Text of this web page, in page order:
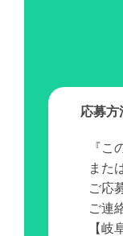
応募方
『こ
また
ご応
ご連
【